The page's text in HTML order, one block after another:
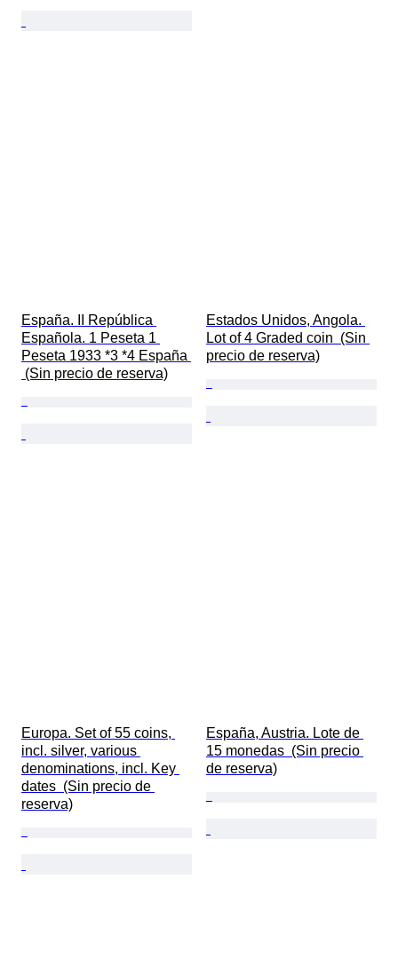
España. II República
Española. 1 Peseta 1
Peseta 1933 *3 *4 España
(Sin precio de reserva)
Estados Unidos, Angola.
Lot of 4 Graded coin  (Sin
precio de reserva)
Europa. Set of 55 coins,
incl. silver, various
denominations, incl. Key
dates  (Sin precio de
reserva)
España, Austria. Lote de
15 monedas  (Sin precio
de reserva)